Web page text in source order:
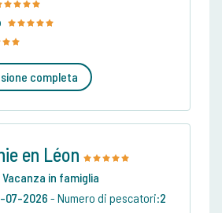
completa
en Léon
Vacanza in famiglia
07-2026 - Numero di pescatori:2